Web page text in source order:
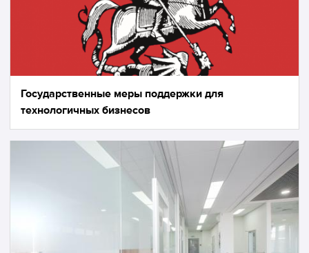
Государственные меры поддержки для
технологичных бизнесов